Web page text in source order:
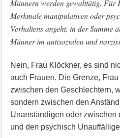
Männern werden gewalttätig. Für
Merkmale manipulativen oder
Verhaltens angeht, in der Summe
Männer im antisozialen und
Nein, Frau Klöckner, es sind
auch Frauen. Die Grenze,
zwischen den Geschlechtern,
sondern zwischen den
Unanständigen oder zwischen
und den psychisch